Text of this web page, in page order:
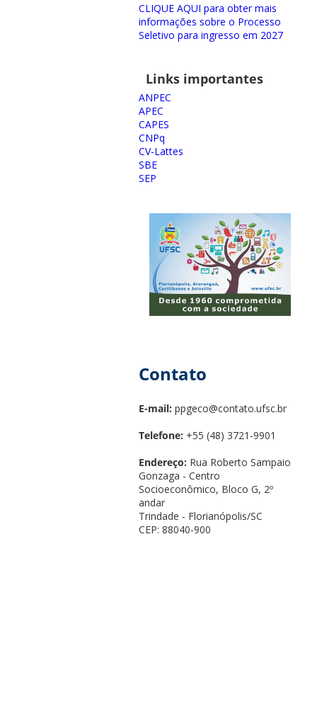
CLIQUE AQUI para obter mais
informações sobre o Processo
Seletivo para ingresso em 2027
Links importantes
ANPEC
APEC
CAPES
CNPq
CV-Lattes
SBE
SEP
Contato
E-mail: ppgeco@contato.ufsc.br
Telefone: +55 (48) 3721-9901
Endereço: Rua Roberto Sampaio
Gonzaga - Centro
Socioeconômico, Bloco G, 2º
andar
Trindade - Florianópolis/SC
CEP: 88040-900